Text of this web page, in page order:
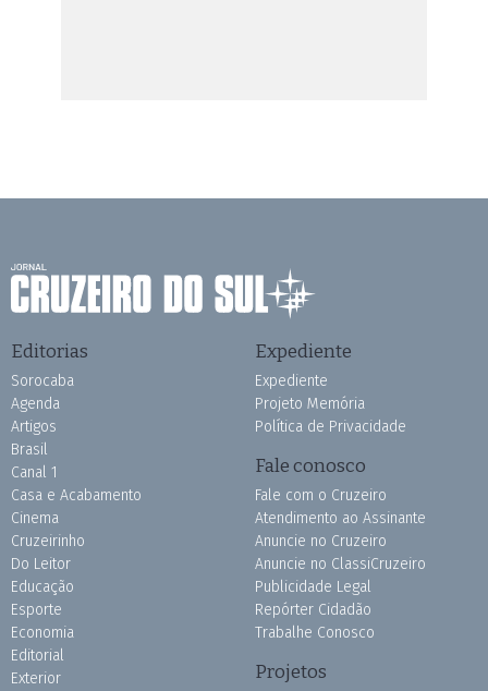
Editorias
Sorocaba
Agenda
Artigos
Brasil
Canal 1
Casa e Acabamento
Cinema
Cruzeirinho
Do Leitor
Educação
Esporte
Economia
Editorial
Exterior
Expediente
Expediente
Projeto Memória
Política de Privacidade
Fale conosco
Fale com o Cruzeiro
Atendimento ao Assinante
Anuncie no Cruzeiro
Anuncie no ClassiCruzeiro
Publicidade Legal
Repórter Cidadão
Trabalhe Conosco
Projetos